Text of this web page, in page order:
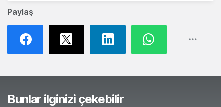
Paylaş
Bunlar ilginizi çekebilir